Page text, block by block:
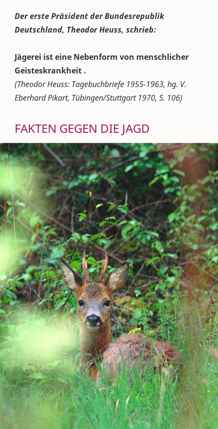
Der erste Präsident der Bundesrepublik
Deutschland, Theodor Heuss, schrieb:
Jägerei ist eine Nebenform von menschlicher
Geisteskrankheit .
(Theodor Heuss: Tagebuchbriefe 1955-1963, hg. V.
Eberhard Pikart, Tübingen/Stuttgart 1970, S. 106)
FAKTEN GEGEN DIE JAGD